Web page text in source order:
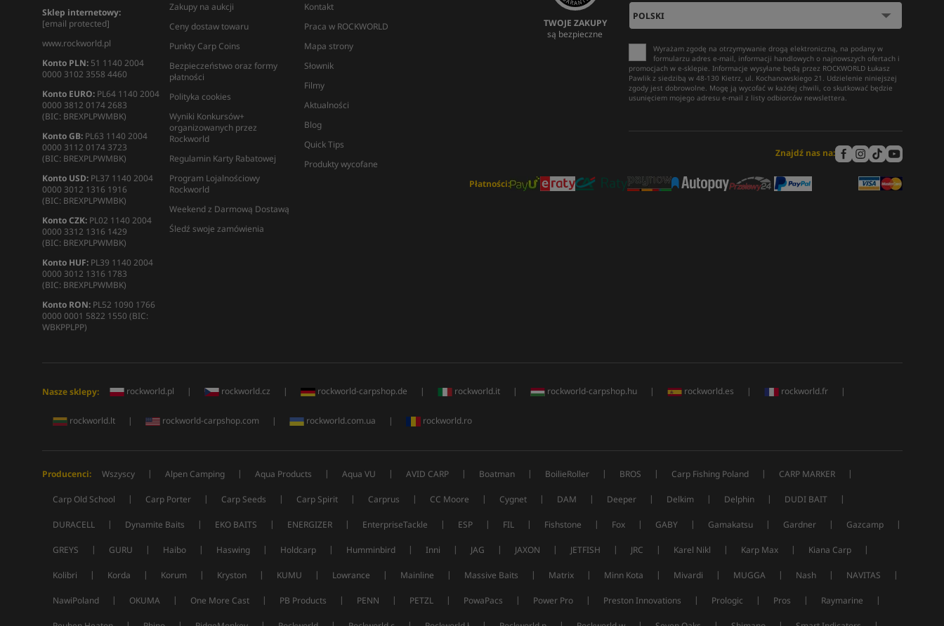
Wyrażam zgodę na otrzymywanie drogą elektroniczną, na podany w
formularzu adres e-mail, informacji handlowych o najnowszych ofertach i
promocjach w e-sklepie. Informacje wysyłane będą przez ROCKWORLD Łukasz
Pawlik z siedzibą w 48-130 Kietrz, ul. Kochanowskiego 21. Udzielenie niniejszej
zgody jest dobrowolne. Mogę ją wycofać w każdej chwili, co skutkować będzie
usunięciem mojego adresu e-mail z listy odbiorców newslettera.
Znajdź nas na:
Płatności:
Sklep internetowy:
[email protected]
www.rockworld.pl
Konto PLN:51 1140 2004
0000 3102 3558 4460
Konto EURO:PL64 1140 2004
0000 3812 0174 2683
(BIC: BREXPLPWMBK)
Konto GB:PL63 1140 2004
0000 3112 0174 3723
(BIC: BREXPLPWMBK)
Konto USD:PL37 1140 2004
0000 3012 1316 1916
(BIC: BREXPLPWMBK)
Konto CZK:PL02 1140 2004
0000 3312 1316 1429
(BIC: BREXPLPWMBK)
Konto HUF:PL39 1140 2004
0000 3012 1316 1783
(BIC: BREXPLPWMBK)
Konto RON:PL52 1090 1766
0000 0001 5822 1550 (BIC:
WBKPPLPP)
Zakupy na aukcji
Ceny dostaw towaru
Punkty Carp Coins
Bezpieczeństwo oraz formy
płatności
Polityka cookies
Wyniki Konkursów+
organizowanych przez
Rockworld
Regulamin Karty Rabatowej
Program Lojalnościowy
Rockworld
Weekend z Darmową Dostawą
Śledź swoje zamówienia
Kontakt
Praca w ROCKWORLD
Mapa strony
Słownik
Filmy
Aktualności
Blog
Quick Tips
Produkty wycofane
TWOJE ZAKUPY
są bezpieczne
Nasze sklepy: rockworld.pl | rockworld.cz | rockworld-carpshop.de | rockworld.it | rockworld-carpshop.hu | rockworld.es | rockworld.fr |
rockworld.lt | rockworld-carpshop.com | rockworld.com.ua | rockworld.ro
Producenci: Wszyscy | Alpen Camping | Aqua Products | Aqua VU | AVID CARP | Boatman | BoilieRoller | BROS | Carp Fishing Poland | CARP MARKER |
Carp Old School | Carp Porter | Carp Seeds | Carp Spirit | Carprus | CC Moore | Cygnet | DAM | Deeper | Delkim | Delphin | DUDI BAIT |
DURACELL | Dynamite Baits | EKO BAITS | ENERGIZER | EnterpriseTackle | ESP | FIL | Fishstone | Fox | GABY | Gamakatsu | Gardner | Gazcamp |
GREYS | GURU | Haibo | Haswing | Holdcarp | Humminbird | Inni | JAG | JAXON | JETFISH | JRC | Karel Nikl | Karp Max | Kiana Carp |
Kolibri | Korda | Korum | Kryston | KUMU | Lowrance | Mainline | Massive Baits | Matrix | Minn Kota | Mivardi | MUGGA | Nash | NAVITAS |
NawiPoland | OKUMA | One More Cast | PB Products | PENN | PETZL | PowaPacs | Power Pro | Preston Innovations | Prologic | Pros | Raymarine |